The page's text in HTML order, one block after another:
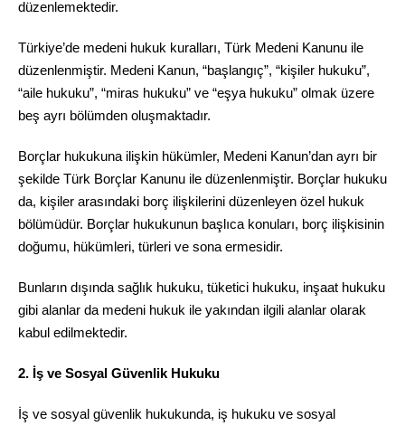
düzenlemektedir.
Türkiye’de medeni hukuk kuralları, Türk Medeni Kanunu ile
düzenlenmiştir. Medeni Kanun, “başlangıç”, “kişiler hukuku”,
“aile hukuku”, “miras hukuku” ve “eşya hukuku” olmak üzere
beş ayrı bölümden oluşmaktadır.
Borçlar hukukuna ilişkin hükümler, Medeni Kanun’dan ayrı bir
şekilde Türk Borçlar Kanunu ile düzenlenmiştir. Borçlar hukuku
da, kişiler arasındaki borç ilişkilerini düzenleyen özel hukuk
bölümüdür. Borçlar hukukunun başlıca konuları, borç ilişkisinin
doğumu, hükümleri, türleri ve sona ermesidir.
Bunların dışında sağlık hukuku, tüketici hukuku, inşaat hukuku
gibi alanlar da medeni hukuk ile yakından ilgili alanlar olarak
kabul edilmektedir.
2. İş ve Sosyal Güvenlik Hukuku
İş ve sosyal güvenlik hukukunda, iş hukuku ve sosyal